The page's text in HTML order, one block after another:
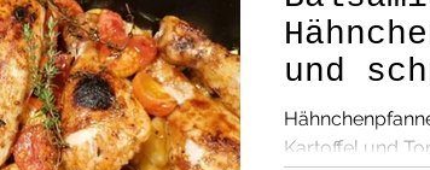
und
Kartoffel und